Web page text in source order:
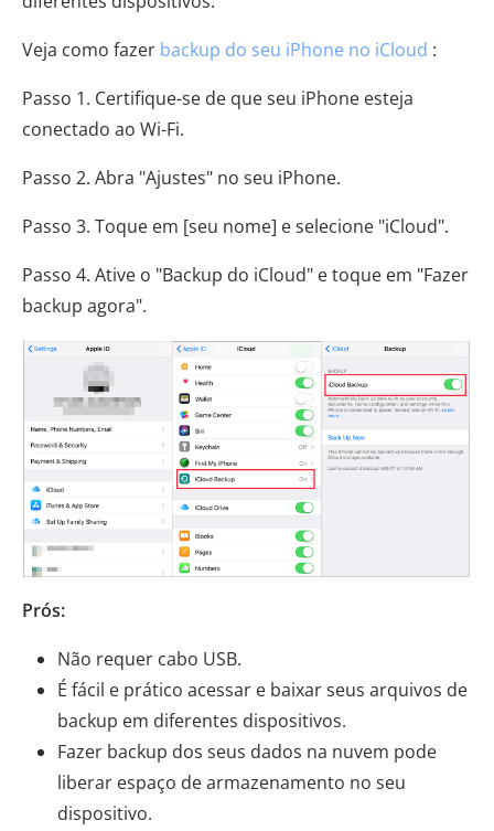
Veja como fazer backup do seu iPhone no iCloud :
Passo 1. Certifique-se de que seu iPhone esteja
conectado ao Wi-Fi.
Passo 2. Abra "Ajustes" no seu iPhone.
Passo 3. Toque em [seu nome] e selecione "iCloud".
Passo 4. Ative o "Backup do iCloud" e toque em "Fazer
backup agora".
Prós:
Não requer cabo USB.
É fácil e prático acessar e baixar seus arquivos de
backup em diferentes dispositivos.
Fazer backup dos seus dados na nuvem pode
liberar espaço de armazenamento no seu
dispositivo.